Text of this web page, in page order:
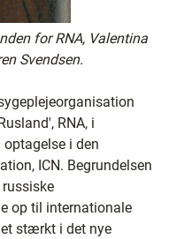
for RNA, Valentina
Svendsen.
RNA, i
i den
ICN. Begrundelsen
op til internationale
stærkt i det nye